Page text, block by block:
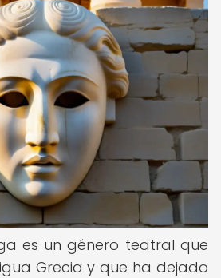
es un género teatral que
Grecia y que ha dejado